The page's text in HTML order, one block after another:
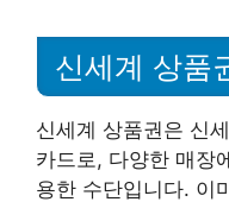
신세계 상품
신세계 상품권은 신
카드로, 다양한 매장
용한 수단입니다. 이